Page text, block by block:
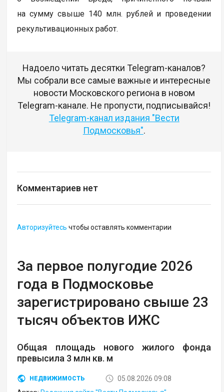
на сумму свыше 140 млн. рублей и проведении
рекультивационных работ.
Надоело читать десятки Telegram-каналов?
Мы собрали все самые важные и интересные
новости Московского региона в новом
Telegram-канале. Не пропусти, подписывайся!
Telegram-канал издания "Вести
Подмосковья".
Комментариев нет
Авторизуйтесь чтобы оставлять комментарии
За первое полугодие 2026
года в Подмосковье
зарегистрировано свыше 23
тысяч объектов ИЖС
Общая площадь нового жилого фонда
превысила 3 млн кв. м
НЕДВИЖИМОСТЬ
05.08.2026 09:08